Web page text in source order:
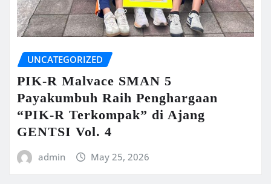
UNCATEGORIZED
PIK-R Malvace SMAN 5
Payakumbuh Raih Penghargaan
“PIK-R Terkompak” di Ajang
GENTSI Vol. 4
admin May 25, 2026